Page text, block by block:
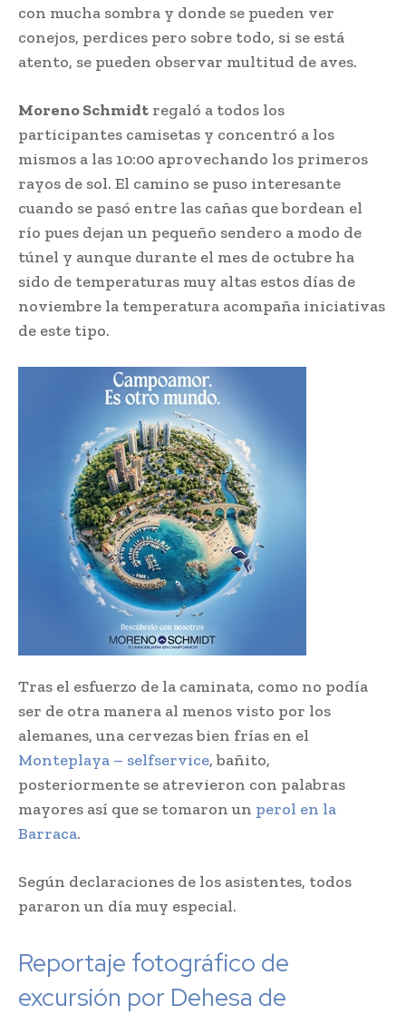
con mucha sombra y donde se pueden ver
conejos, perdices pero sobre todo, si se está
atento, se pueden observar multitud de aves.
Moreno Schmidt regaló a todos los
participantes camisetas y concentró a los
mismos a las 10:00 aprovechando los primeros
rayos de sol. El camino se puso interesante
cuando se pasó entre las cañas que bordean el
río pues dejan un pequeño sendero a modo de
túnel y aunque durante el mes de octubre ha
sido de temperaturas muy altas estos días de
noviembre la temperatura acompaña iniciativas
de este tipo.
Tras el esfuerzo de la caminata, como no podía
ser de otra manera al menos visto por los
alemanes, una cervezas bien frías en el
Monteplaya – selfservice, bañito,
posteriormente se atrevieron con palabras
mayores así que se tomaron un perol en la
Barraca.
Según declaraciones de los asistentes, todos
pararon un día muy especial.
Reportaje fotográfico de
excursión por Dehesa de